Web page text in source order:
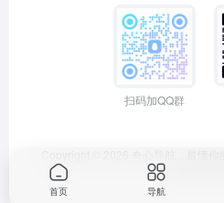
扫码加QQ群
首页 导航